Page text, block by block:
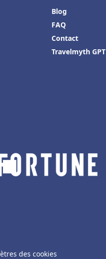
Blog
FAQ
Contact
Travelmyth GPT
des cookies